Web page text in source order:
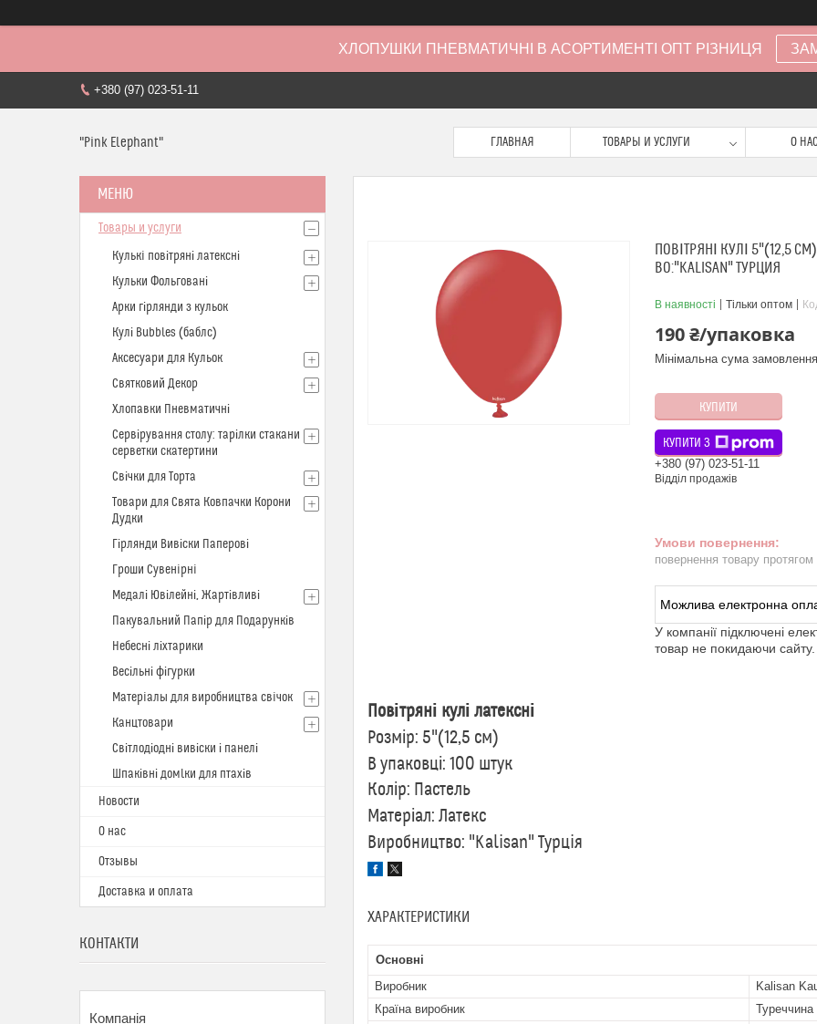
ХЛОПУШКИ ПНЕВМАТИЧНІ В АСОРТИМЕНТІ ОПТ РІЗНИЦЯ
+380 (97) 023-51-11
"Pink Elephant" ГЛАВНАЯ ТОВАРЫ И УСЛУГИ О НАС
ПОВІТРЯНІ КУЛІ 5"(12,5
ВО:"KALISAN" ТУРЦИЯ
В наявності Тільки оптом
190 ₴/упаковка
Мінімальна сума
КУПИТИ
КУПИТИ З
+380 (97) 023-51-11
Відділ продажів
повернення товару протягом
У компанії підключені
товар не покидаючи сайту.
Повітряні кулі латексні
Розмір: 5"(12,5 см)
В упаковці: 100 штук
Колір: Пастель
Матеріал: Латекс
Виробництво: "Kalisan" Турцiя
ХАРАКТЕРИСТИКИ
Основні
Виробник
Kalisan
Країна виробник
Туреччина
Товары и услуги
Кулькi повітряні латексні
Кульки Фольговані
Арки гірлянди з кульок
Кулі Bubbles (баблс)
Аксесуари для Кульок
Святковий Декор
Хлопавки Пневматичні
Сервірування столу: тарілки стакани
серветки скатертини
Свічки для Торта
Товари для Свята Ковпачки Корони
Дудки
Гірлянди Вивіски Паперові
Гроши Сувенiрнi
Медалі Ювілейні, Жартівливі
Пакувальний Папір для Подарунків
Небесні ліхтарики
Весільні фігурки
Матерiалы для виробництва свiчок
Канцтовари
Світлодіодні вивіски і панелі
Шпаківні домlки для птахів
Новости
О нас
Отзывы
Доставка и оплата
КОНТАКТИ